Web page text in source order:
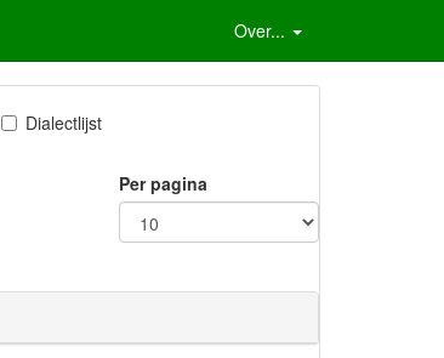
Over...
Dialectlijst
Per pagina